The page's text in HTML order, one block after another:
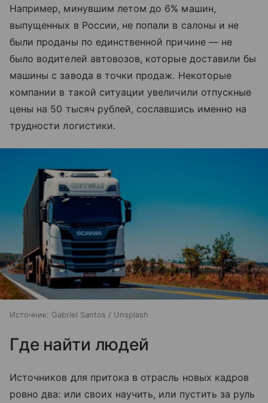
Например, минувшим летом до 6% машин,
выпущенных в России, не попали в салоны и не
были проданы по единственной причине — не
было водителей автовозов, которые доставили бы
машины с завода в точки продаж. Некоторые
компании в такой ситуации увеличили отпускные
цены на 50 тысяч рублей, сославшись именно на
трудности логистики.
Источник: Gabriel Santos / Unsplash
Где найти людей
Источников для притока в отрасль новых кадров
ровно два: или своих научить, или пустить за руль